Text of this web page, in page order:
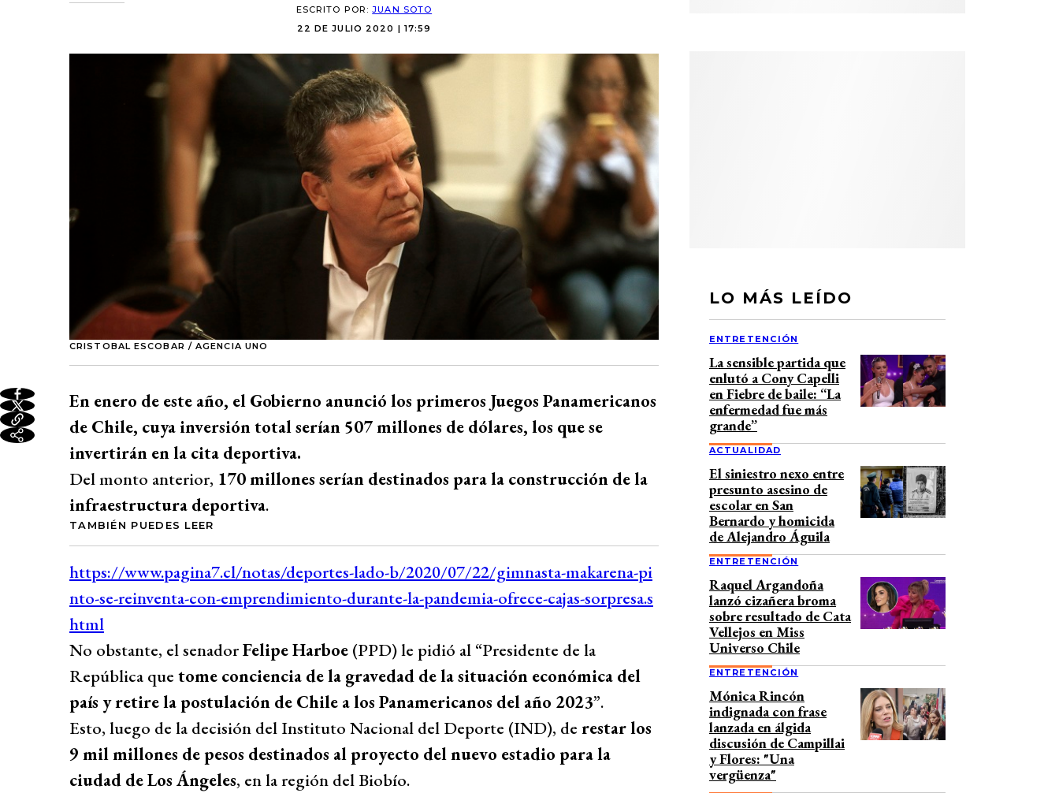
ESCRITO POR:JUAN SOTO
22 DE JULIO 2020 | 17:59
CRISTOBAL ESCOBAR / AGENCIA UNO
En enero de este año, el Gobierno anunció los primeros Juegos Panamericanos
de Chile, cuya inversión total serían 507 millones de dólares, los que se
invertirán en la cita deportiva.
Del monto anterior, 170 millones serían destinados para la construcción de la
infraestructura deportiva.
TAMBIÉN PUEDES LEER
No obstante, el senadorFelipe Harboe (PPD) le pidió al “Presidente de la
República que tome conciencia de la gravedad de la situación económica del
país y retire la postulación de Chile a los Panamericanos del año 2023”.
Esto, luego de la decisión del Instituto Nacional del Deporte (IND), de restar los
9 mil millones de pesos destinados al proyecto del nuevo estadio para la
ciudad de Los Ángeles, en la región del Biobío.
LO MÁS LEÍDO
ENTRETENCIÓN
La sensible partida que
enlutó a Cony Capelli
en Fiebre de baile: “La
enfermedad fue más
grande”
ACTUALIDAD
El siniestro nexo entre
presunto asesino de
escolar en San
Bernardo y homicida
de Alejandro Águila
ENTRETENCIÓN
Raquel Argandoña
lanzó cizañera broma
sobre resultado de Cata
Vellejos en Miss
Universo Chile
ENTRETENCIÓN
Mónica Rincón
indignada con frase
lanzada en álgida
discusión de Campillai
y Flores: "Una
vergüenza"